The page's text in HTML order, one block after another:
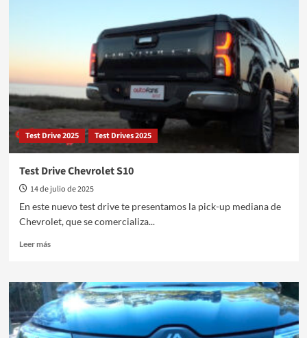
Test Drive 2025 Test Drives 2025
Test Drive Chevrolet S10
14 de julio de 2025
En este nuevo test drive te presentamos la pick-up mediana de
Chevrolet, que se comercializa...
Leer másLeer
Test
Drive
Chevrolet
S10